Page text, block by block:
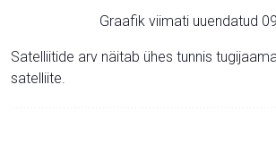
Graafik viimati uuendatud
Satelliitide arv näitab ühes tunnis
satelliite.